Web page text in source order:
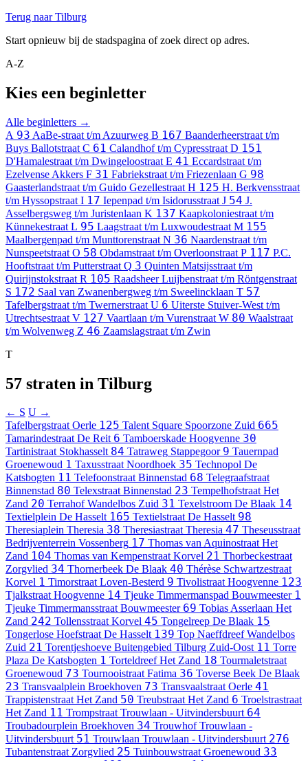
Terug naar Tilburg
Start opnieuw bij de stadspagina of zoek direct op adres.
A-Z
Kies een beginletter
Alle beginletters →
A 93 AaBe-straat t/m Azuurweg B 167 Baanderheerstraat t/m
Buys Ballotstraat C 61 Calandhof t/m Cypresstraat D 151
D'Hamalestraat t/m Dwingeloostraat E 41 Eccardstraat t/m
Ezelvense Akkers F 31 Fabriekstraat t/m Friezenlaan G 98
Gaasterlandstraat t/m Guido Gezellestraat H 125 H. Berkvensstraat
t/m Hyssopstraat I 17 Iepenpad t/m Isidorusstraat J 54 J.
Asselbergsweg t/m Juristenlaan K 137 Kaapkoloniestraat t/m
Künnekestraat L 95 Laagstraat t/m Luxwoudestraat M 155
Maalbergenpad t/m Munttorenstraat N 36 Naardenstraat t/m
Nunspeetstraat O 58 Obdamstraat t/m Overloonstraat P 117 P.C.
Hooftstraat t/m Putterstraat Q 3 Quinten Matsijsstraat t/m
Quirijnstokstraat R 105 Raadsheer Luijbenstraat t/m Röntgenstraat
S 172 Saal van Zwanenbergweg t/m Sweelincklaan T 57
Tafelbergstraat t/m Twernerstraat U 6 Uiterste Stuiver-West t/m
Utrechtsestraat V 127 Vaartlaan t/m Vurenstraat W 80 Waalstraat
t/m Wolvenweg Z 46 Zaamslagstraat t/m Zwin
T
57 straten in Tilburg
← S U →
Tafelbergstraat Oerle 125 Talent Square Spoorzone Zuid 665
Tamarindestraat De Reit 6 Tamboerskade Hoogvenne 30
Tartinistraat Stokhasselt 84 Tatraweg Stappegoor 9 Tauernpad
Groenewoud 1 Taxusstraat Noordhoek 35 Technopol De
Katsbogten 11 Telefoonstraat Binnenstad 68 Telegraafstraat
Binnenstad 80 Telexstraat Binnenstad 23 Tempelhofstraat Het
Zand 20 Terrahof Wandelbos Zuid 31 Texelstroom De Blaak 14
Textielplein De Hasselt 165 Textielstraat De Hasselt 98
Theresiaplein Theresia 38 Theresiastraat Theresia 47 Theseusstraat
Bedrijventerrein Vossenberg 17 Thomas van Aquinostraat Het
Zand 104 Thomas van Kempenstraat Korvel 21 Thorbeckestraat
Zorgvlied 34 Thornerbeek De Blaak 40 Thérèse Schwartzestraat
Korvel 1 Timorstraat Loven-Besterd 9 Tivolistraat Hoogvenne 123
Tjalkstraat Hoogvenne 14 Tjeuke Timmermanspad Bouwmeester 1
Tjeuke Timmermansstraat Bouwmeester 69 Tobias Asserlaan Het
Zand 242 Tollensstraat Korvel 45 Tongelreep De Blaak 15
Tongerlose Hoefstraat De Hasselt 139 Top Naeffdreef Wandelbos
Zuid 21 Torentjeshoeve Buitengebied Tilburg Zuid-Oost 11 Torre
Plaza De Katsbogten 1 Torteldreef Het Zand 18 Tourmaletstraat
Groenewoud 73 Tournooistraat Fatima 36 Toverse Beek De Blaak
23 Transvaalplein Broekhoven 73 Transvaalstraat Oerle 41
Trappistenstraat Het Zand 50 Treubstraat Het Zand 6 Troelstrastraat
Het Zand 11 Trompstraat Trouwlaan - Uitvindersbuurt 64
Troubadourplein Broekhoven 34 Trouwhof Trouwlaan -
Uitvindersbuurt 51 Trouwlaan Trouwlaan - Uitvindersbuurt 276
Tubantenstraat Zorgvlied 25 Tuinbouwstraat Groenewoud 33